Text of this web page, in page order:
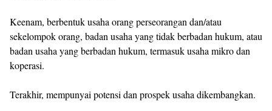
Keenam, berbentuk usaha orang perseorangan dan/atau
sekelompok orang, badan usaha yang tidak berbadan hukum, atau
badan usaha yang berbadan hukum, termasuk usaha mikro dan
koperasi.
Terakhir, mempunyai potensi dan prospek usaha dikembangkan.